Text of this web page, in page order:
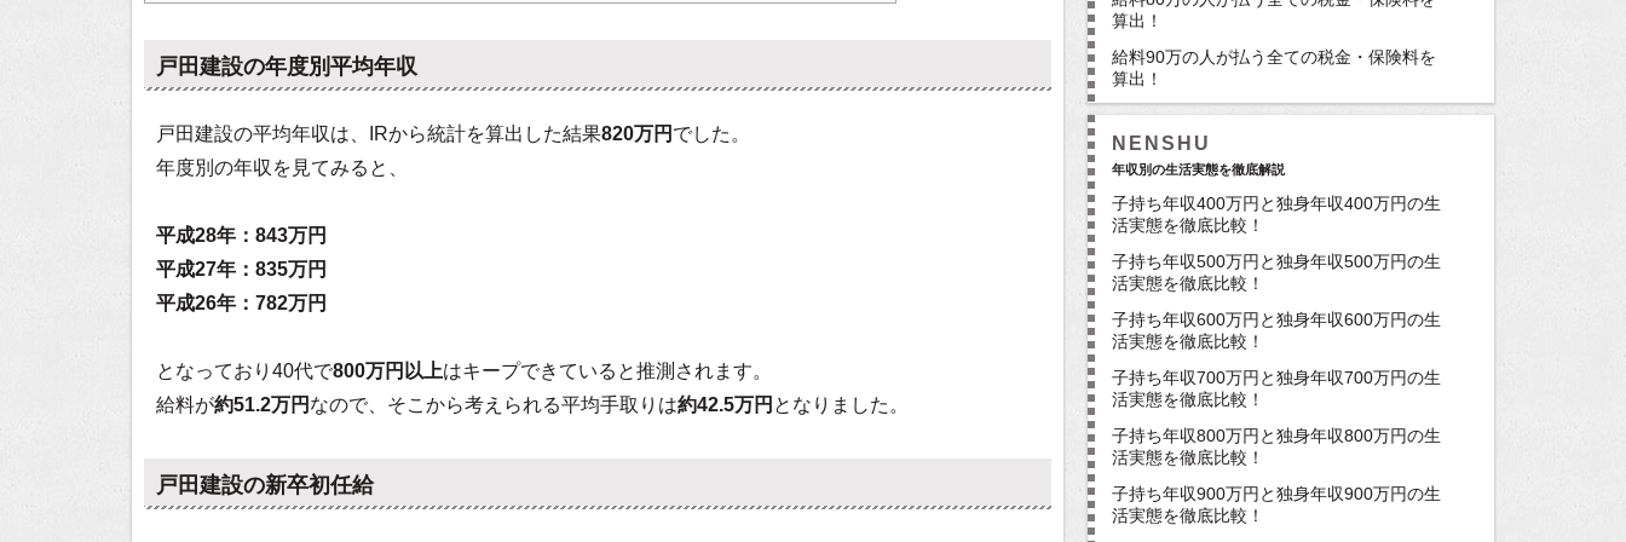
戸田建設の年度別平均年収
戸田建設の平均年収は、IRから統計を算出した結果820万円 でした。
年度別の年収を見てみると、
平成28年：843万円
平成27年：835万円
平成26年：782万円
となっており40代で800万円以上はキープできていると推測されます。
給料が約51.2万円 なので、そこから考えられる平均手取りは約42.5万円 となりました。
戸田建設の新卒初任給
算出！
給料90万の人が払う全ての税金・保険料を
算出！
NENSHU
年収別の生活実態を徹底解説
子持ち年収400万円と独身年収400万円の生
活実態を徹底比較！
子持ち年収500万円と独身年収500万円の生
活実態を徹底比較！
子持ち年収600万円と独身年収600万円の生
活実態を徹底比較！
子持ち年収700万円と独身年収700万円の生
活実態を徹底比較！
子持ち年収800万円と独身年収800万円の生
活実態を徹底比較！
子持ち年収900万円と独身年収900万円の生
活実態を徹底比較！